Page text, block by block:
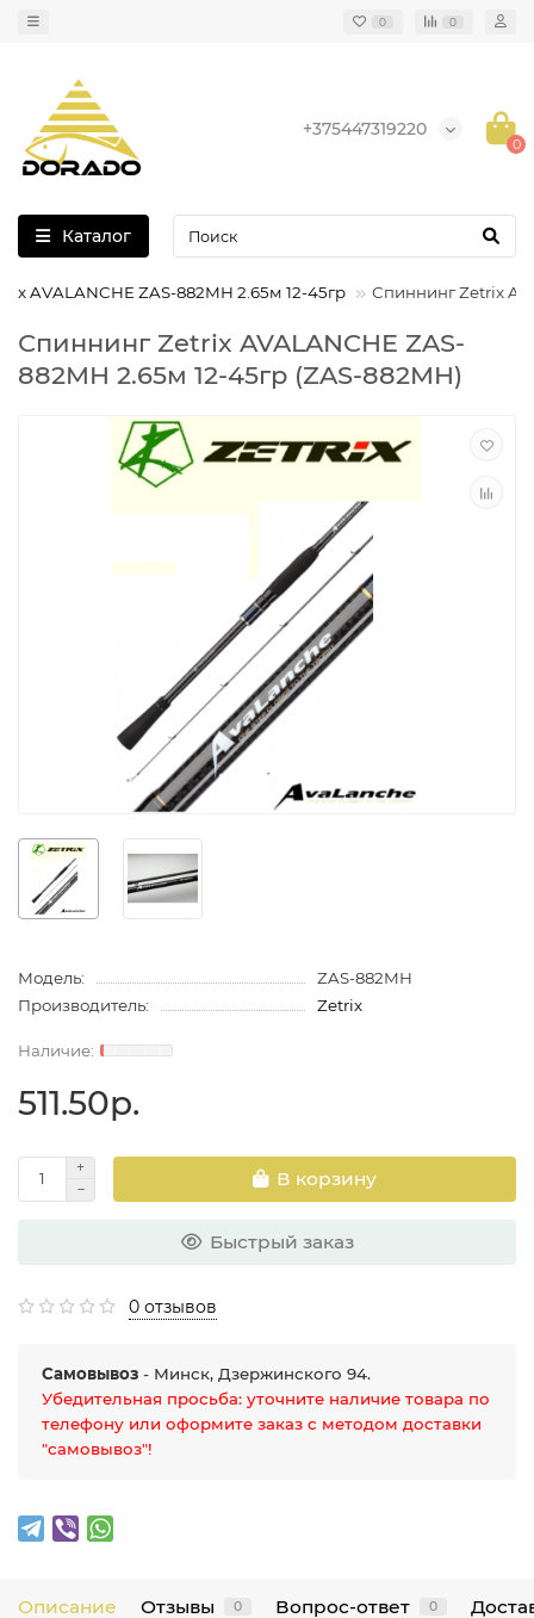
0 0
+375447319220
0
Каталог
AVALANCHE ZAS-882MH 2.65м 12-45гр Спиннинг Zetrix
Спиннинг Zetrix AVALANCHE ZAS-
882MH 2.65м 12-45гр (ZAS-882MH)
Модель:
ZAS-882MH
Производитель:
Zetrix
511.50р.
В корзину
Быстрый заказ
0 отзывов
Самовывоз - Минск, Дзержинского 94.
Убедительная просьба: уточните наличие товара по
телефону или оформите заказ с методом доставки
"самовывоз"!
Описание Отзывы 0 Вопрос-ответ 0